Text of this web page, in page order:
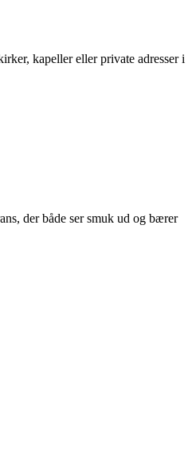
kapeller eller private adresser i
der både ser smuk ud og bærer